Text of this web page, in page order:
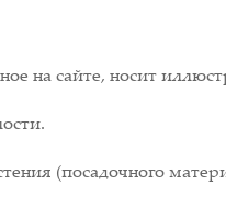
на сайте, носит
(посадочного